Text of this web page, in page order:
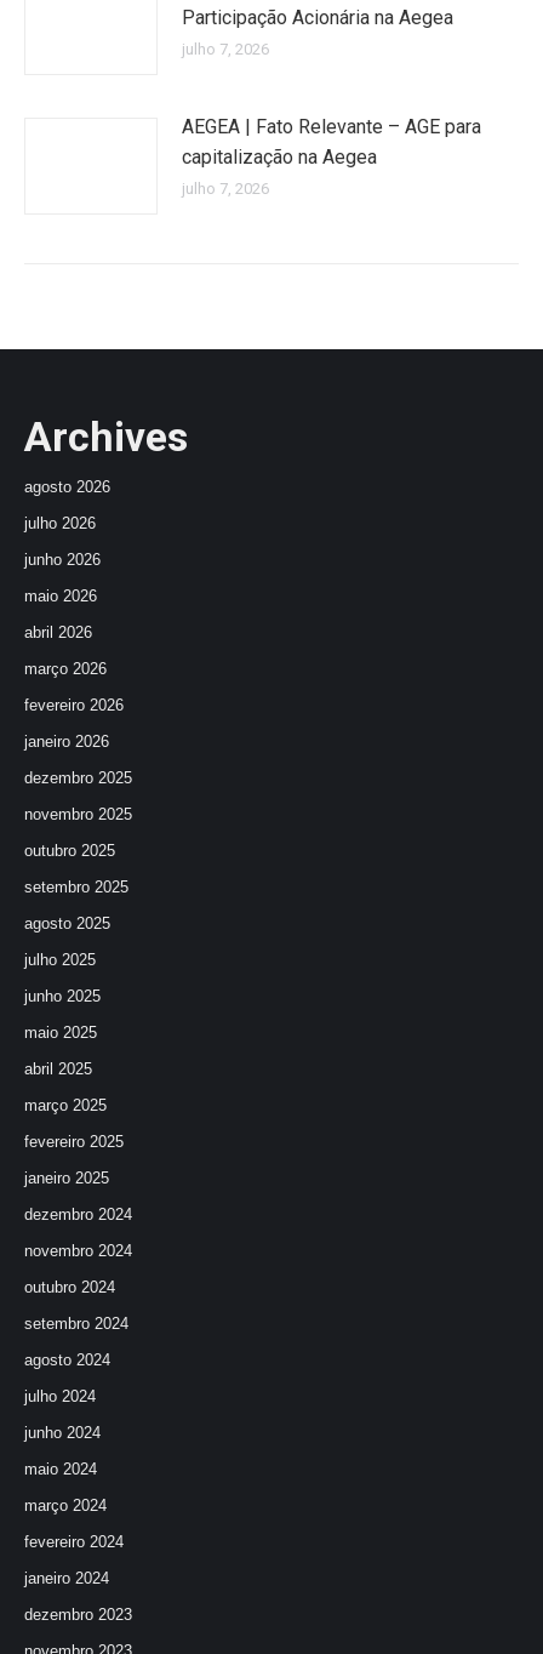
Participação Acionária na Aegea
julho 7, 2026
AEGEA | Fato Relevante – AGE para
capitalização na Aegea
julho 7, 2026
Archives
agosto 2026
julho 2026
junho 2026
maio 2026
abril 2026
março 2026
fevereiro 2026
janeiro 2026
dezembro 2025
novembro 2025
outubro 2025
setembro 2025
agosto 2025
julho 2025
junho 2025
maio 2025
abril 2025
março 2025
fevereiro 2025
janeiro 2025
dezembro 2024
novembro 2024
outubro 2024
setembro 2024
agosto 2024
julho 2024
junho 2024
maio 2024
março 2024
fevereiro 2024
janeiro 2024
dezembro 2023